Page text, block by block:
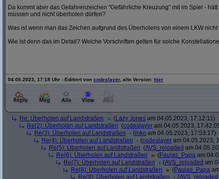
Da kommt aber das Gefahrenzeichen "Gefährliche Kreuzung" mit im Spiel -
müssen und nicht überholen dürfen?
Was ist wenn man das Zeichen aufgrund des Überholens von einem LKW
Wie ist denn das im Detail? Welche Vorschriften gelten für solche
04.05.2023, 17:18 Uhr - Editiert von codeslayer, alte Version: hier
Re: Überholen auf Landstraßen (Lazy Jones am 04.05.2023, 17:12:11)
Re(2): Überholen auf Landstraßen (codeslayer am 04.05.2023,
Re(3): Überholen auf Landstraßen
(mko am 04.05.2023, 17:53:17)
Re(4): Überholen auf Landstraßen
(codeslayer am 04.05.2023,
Re(5): Überholen auf Landstraßen (AVS_reloaded am
Re(6): Überholen auf Landstraßen
(Paulas_Papa am
Re(7): Überholen auf Landstraßen
(AVS_reloaded am
Re(8): Überholen auf Landstraßen
(Paulas_Papa
Re(9): Überholen auf Landstraßen
(AVS_reloaded